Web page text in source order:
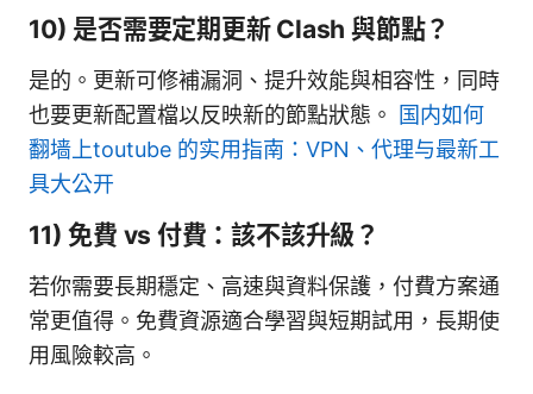
10) 是否需要定期更新 Clash 與節點？
是的。更新可修補漏洞、提升效能與相容性，同時
也要更新配置檔以反映新的節點狀態。
国内如何
翻墙上toutube 的实用指南：VPN、代理与最新工
具大公开
11) 免費 vs 付費：該不該升級？
若你需要長期穩定、高速與資料保護，付費方案通
常更值得。免費資源適合學習與短期試用，長期使
用風險較高。